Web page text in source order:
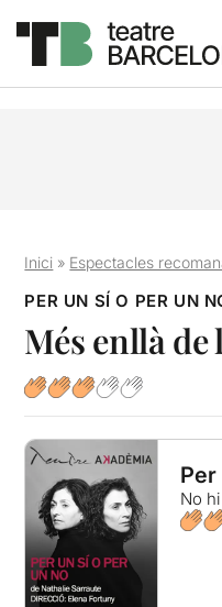
Inici » Espectacles
PER UN SÍ O PER UN
Més enllà de
No